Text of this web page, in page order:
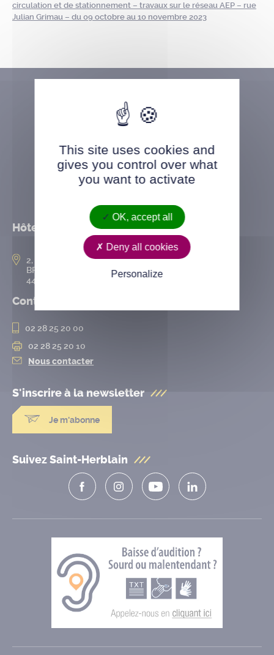
circulation et de stationnement – travaux sur le réseau AEP – rue
Julian Grimau – du 09 octobre au 10 novembre 2023
Hôtel de ville
2, rue de l’Hôtel-de-Ville
BP 50167
44802 Saint-Herblain cedex
Contact
02 28 25 20 00
02 28 25 20 10
Nous contacter
S'inscrire à la newsletter
Je m'abonne
Suivez Saint-Herblain
This site uses cookies and
gives you control over what
you want to activate
OK, accept all
Deny all cookies
Personalize